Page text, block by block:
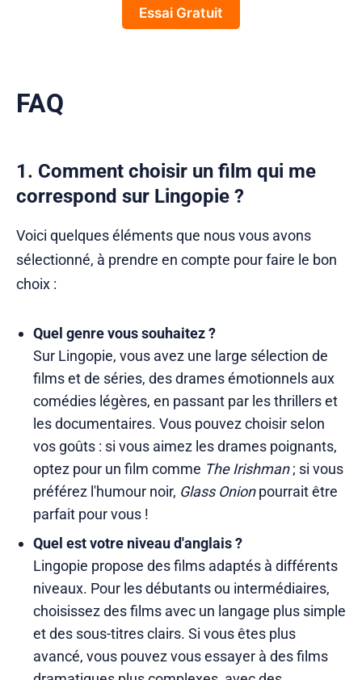
Essai Gratuit
FAQ
1. Comment choisir un film qui me
correspond sur Lingopie ?
Voici quelques éléments que nous vous avons
sélectionné, à prendre en compte pour faire le bon
choix :
Quel genre vous souhaitez ?
Sur Lingopie, vous avez une large sélection de
films et de séries, des drames émotionnels aux
comédies légères, en passant par les thrillers et
les documentaires. Vous pouvez choisir selon
vos goûts : si vous aimez les drames poignants,
optez pour un film comme The Irishman; si vous
préférez l'humour noir, Glass Onionpourrait être
parfait pour vous !
Quel est votre niveau d'anglais ?
Lingopie propose des films adaptés à différents
niveaux. Pour les débutants ou intermédiaires,
choisissez des films avec un langage plus simple
et des sous-titres clairs. Si vous êtes plus
avancé, vous pouvez vous essayer à des films